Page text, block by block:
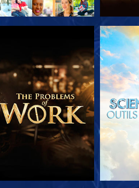
DÉCOUVRIR LES SÉRIES